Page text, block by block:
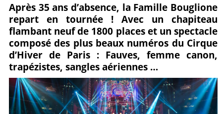
Facebook
sur
Google+
it
Après 35 ans d’absence, la Famille Bouglione
repart en tournée ! Avec un chapiteau
flambant neuf de 1800 places et un spectacle
composé des plus beaux numéros du Cirque
d’Hiver de Paris : Fauves, femme canon,
trapézistes, sangles aériennes …